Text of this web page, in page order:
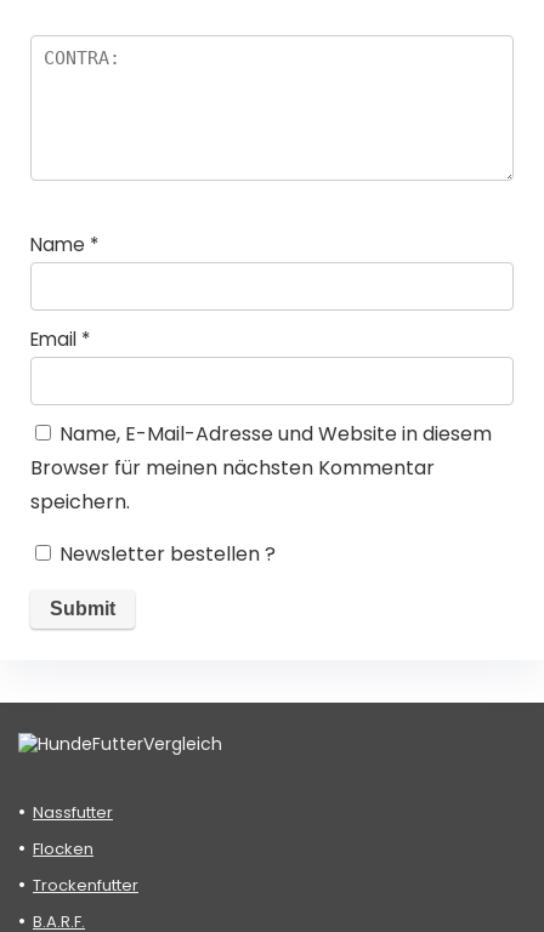
Name *
Email *
Name, E-Mail-Adresse und Website in diesem
Browser für meinen nächsten Kommentar
speichern.
Newsletter bestellen ?
Nassfutter
Flocken
Trockenfutter
B.A.R.F.